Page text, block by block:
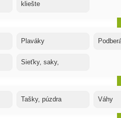
kliešte
Plaváky
Sieťky, saky,
Tašky, púzdra Váhy